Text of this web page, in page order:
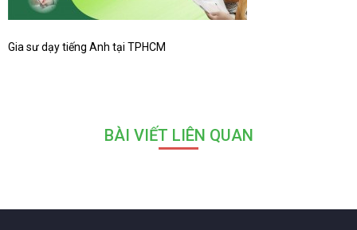
Gia sư dạy tiếng Anh tại TPHCM
BÀI VIẾT LIÊN QUAN